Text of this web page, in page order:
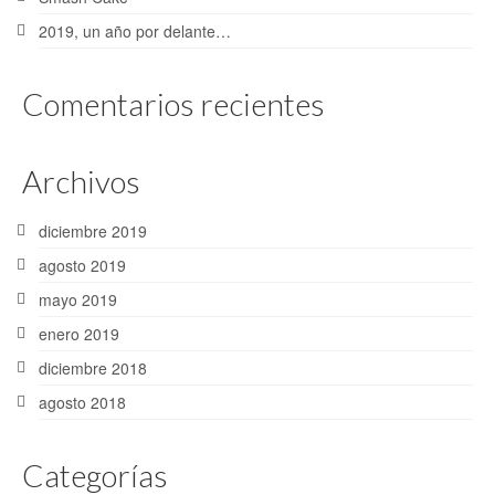
2019, un año por delante…
Comentarios recientes
Archivos
diciembre 2019
agosto 2019
mayo 2019
enero 2019
diciembre 2018
agosto 2018
Categorías